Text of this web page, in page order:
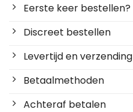
Eerste keer bestellen?
Discreet bestellen
Levertijd en verzending
Betaalmethoden
Achteraf betalen